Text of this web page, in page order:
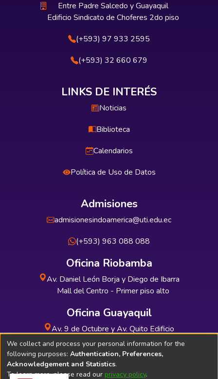
Entre Padre Salcedo y Guayaquil
Edificio Sindicato de Choferes 2do piso
(+593) 97 933 2595
(+593) 32 660 679
LINKS DE INTERÉS
Noticias
Biblioteca
Calendarios
Política de Uso de Datos
Admisiones
admisionesindoamerica@uti.edu.ec
(+593) 963 088 088
Oficina Riobamba
Av. Daniel León Borja y Diego de Ibarra
Mall del Centro - Primer piso alto
Oficina Guayaquil
Av. 9 de Octubre y Av. Quito Edificio
INDUAUTO - Planta baja
We collect and process your personal information for the
following purposes: Authentication, Preferences,
Acknowledgement and Statistics.
To learn more, please read our privacy policy.